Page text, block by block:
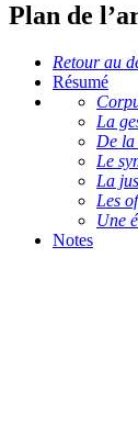
Plan de
Retour au
Résumé
La
De
Le
La
Les
Une
Notes